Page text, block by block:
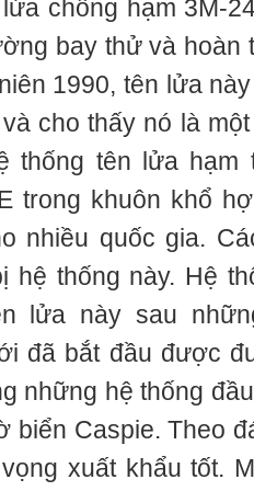
chống hạm 3M-
bay thử và hoàn
1990, tên lửa
cho thấy nó là
thống tên lửa
trong khuôn khổ
nhiều quốc gia.
hệ thống này. Hệ
lửa này sau
đã bắt đầu được
những hệ thống
biển Caspie. Theo
xuất khẩu tốt.